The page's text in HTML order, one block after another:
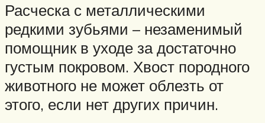
Расческа с металлическими
редкими зубьями – незаменимый
помощник в уходе за достаточно
густым покровом. Хвост породного
животного не может облезть от
этого, если нет других причин.